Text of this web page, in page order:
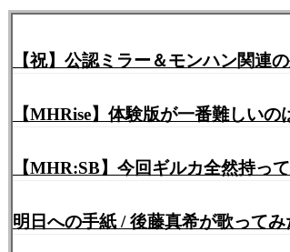
【祝】公認ミラー＆モンハン関連
【MHRise】体験版が一番難しい
【MHR:SB】今回ギルカ全然持っ
明日への手紙 / 後藤真希が歌ってみ